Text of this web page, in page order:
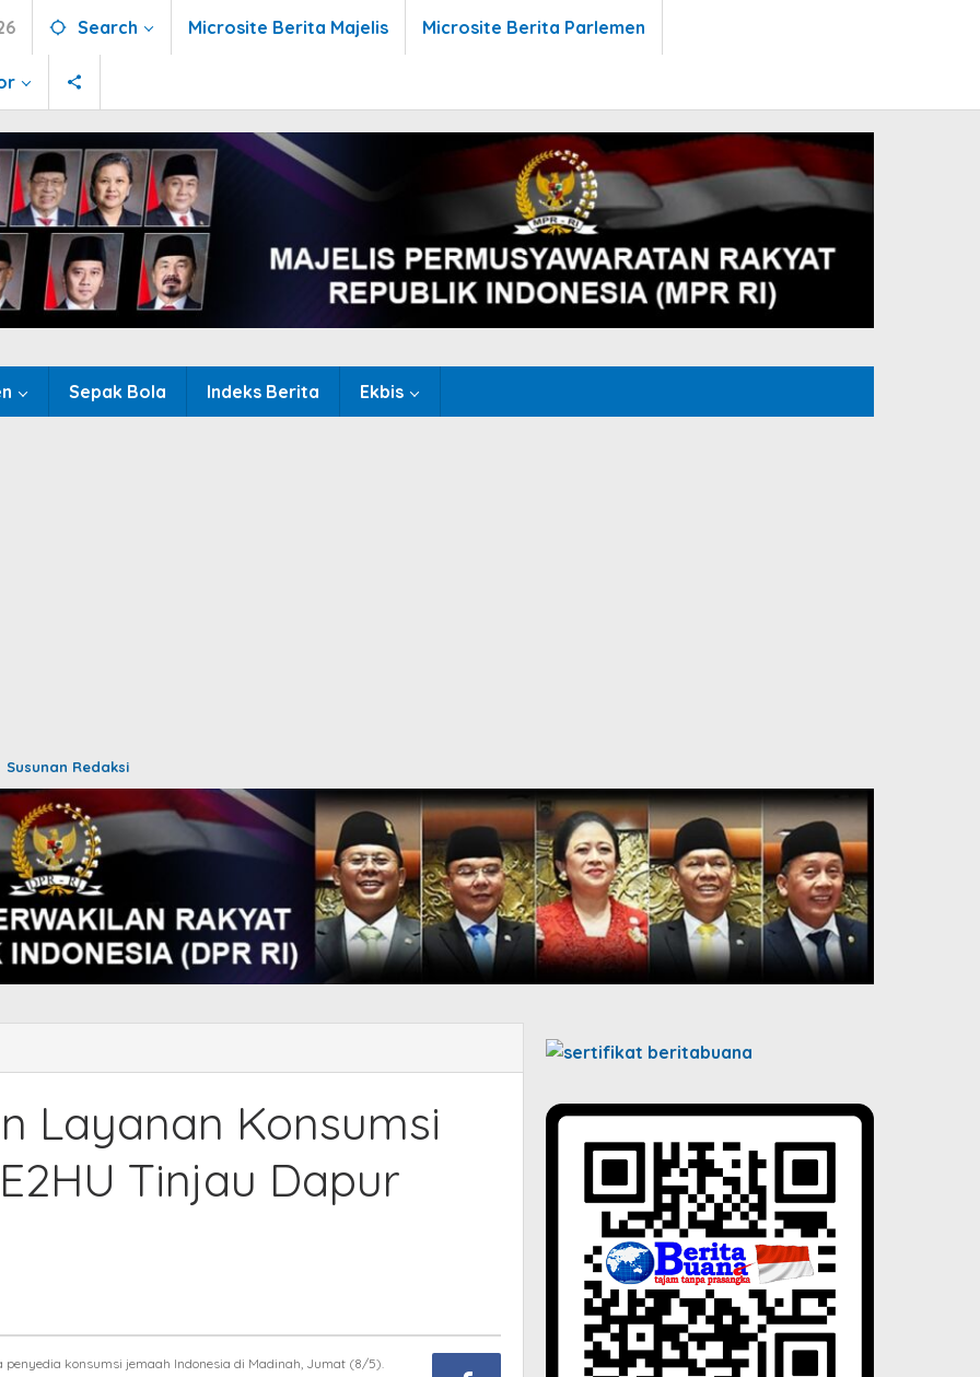
Search Microsite Berita Majelis Microsite Berita Parlemen
Sepak Bola Indeks Berita Ekbis
Susunan Redaksi
Layanan Konsumsi
Tinjau Dapur
konsumsi jemaah Indonesia di Madinah, Jumat (8/5).